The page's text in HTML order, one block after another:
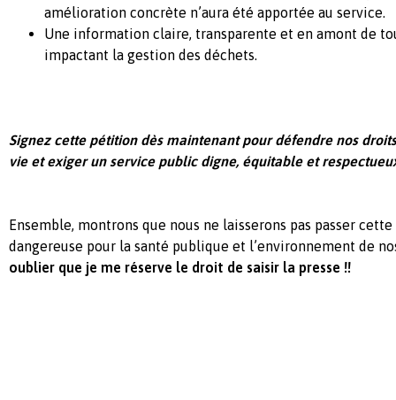
amélioration concrète n’aura été apportée au service.
Une information claire, transparente et en amont de
impactant la gestion des déchets.
Signez cette pétition dès maintenant pour défendre nos
vie et exiger un service public digne, équitable et
Ensemble, montrons que nous ne laisserons pas passer
dangereuse pour la santé publique et l’environnement de
oublier que je me réserve le droit de saisir la presse !!